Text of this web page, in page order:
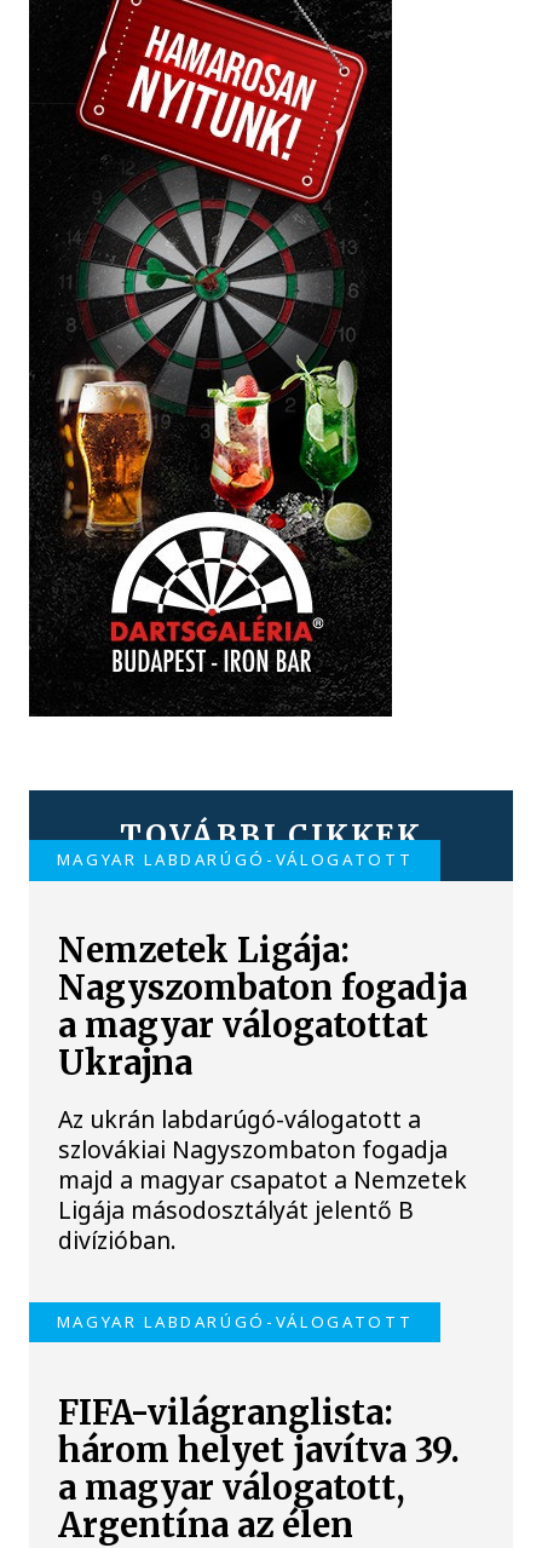
TOVÁBBI CIKKEK
MAGYAR LABDARÚGÓ-VÁLOGATOTT
Nemzetek Ligája:
Nagyszombaton fogadja
a magyar válogatottat
Ukrajna
Az ukrán labdarúgó-válogatott a
szlovákiai Nagyszombaton fogadja
majd a magyar csapatot a Nemzetek
Ligája másodosztályát jelentő B
divízióban.
MAGYAR LABDARÚGÓ-VÁLOGATOTT
FIFA-világranglista:
három helyet javítva 39.
a magyar válogatott,
Argentína az élen